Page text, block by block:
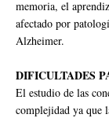
memoria, el
afectado por
Alzheimer.
DIFICULTADES
El estudio de las
complejidad ya que